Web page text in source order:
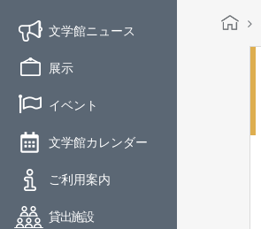
文学館ニュース
展示
イベント
文学館カレンダー
ご利用案内
貸出施設